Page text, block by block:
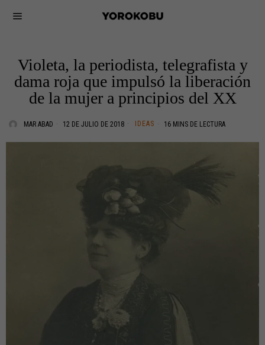
Violeta, la periodista, telegrafista y
dama roja que impulsó la liberación
de la mujer a principios del XX
MAR ABAD 12 DE JULIO DE 2018 IDEAS 16 MINS DE LECTURA